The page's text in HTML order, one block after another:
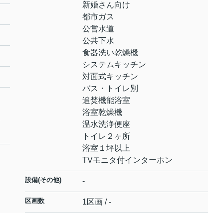
新婚さん向け
都市ガス
公営水道
公共下水
食器洗い乾燥機
システムキッチン
対面式キッチン
バス・トイレ別
追焚機能浴室
浴室乾燥機
温水洗浄便座
トイレ２ヶ所
浴室１坪以上
TVモニタ付インターホン
設備(その他) -
区画数 1区画 / -